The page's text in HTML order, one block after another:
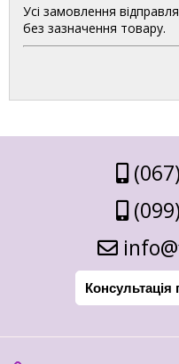
Усі замовлення
без зазначення товару.
Консультація